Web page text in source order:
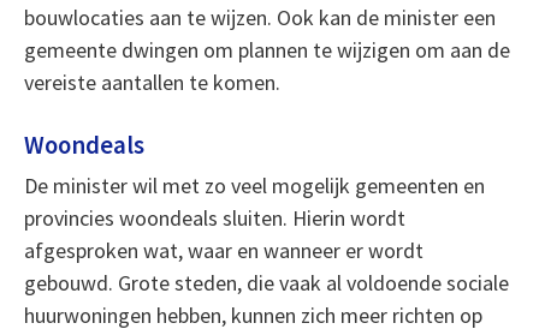
bouwlocaties aan te wijzen. Ook kan de minister een
gemeente dwingen om plannen te wijzigen om aan de
vereiste aantallen te komen.
Woondeals
De minister wil met zo veel mogelijk gemeenten en
provincies woondeals sluiten. Hierin wordt
afgesproken wat, waar en wanneer er wordt
gebouwd. Grote steden, die vaak al voldoende sociale
huurwoningen hebben, kunnen zich meer richten op